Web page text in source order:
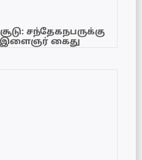
சந்தேகநபருக்கு
இளைஞர் கைது